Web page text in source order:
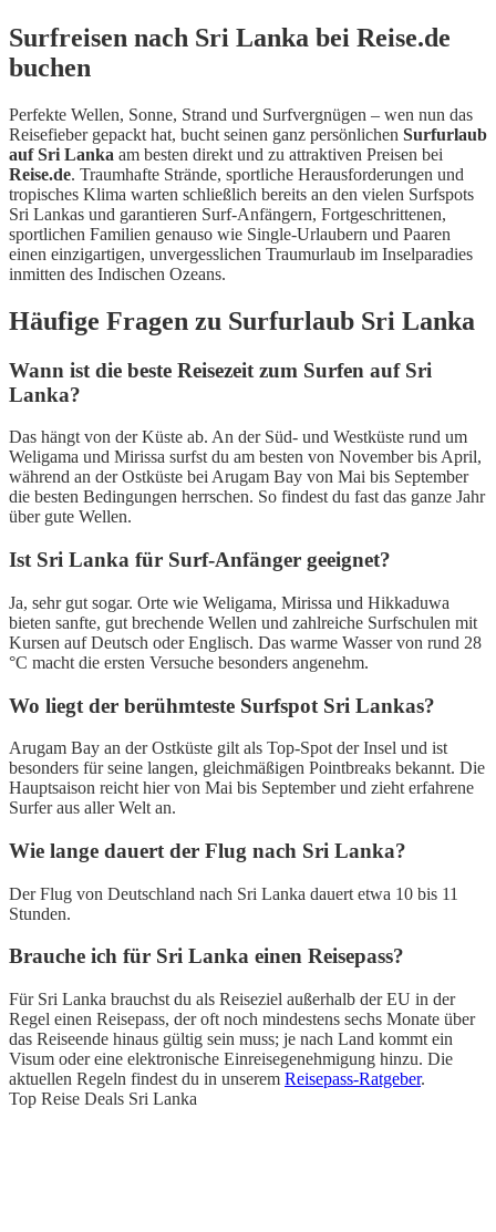
Surfreisen nach Sri Lanka bei Reise.de
buchen
Perfekte Wellen, Sonne, Strand und Surfvergnügen – wen nun das
Reisefieber gepackt hat, bucht seinen ganz persönlichen Surfurlaub
auf Sri Lanka am besten direkt und zu attraktiven Preisen bei
Reise.de. Traumhafte Strände, sportliche Herausforderungen und
tropisches Klima warten schließlich bereits an den vielen Surfspots
Sri Lankas und garantieren Surf-Anfängern, Fortgeschrittenen,
sportlichen Familien genauso wie Single-Urlaubern und Paaren
einen einzigartigen, unvergesslichen Traumurlaub im Inselparadies
inmitten des Indischen Ozeans.
Häufige Fragen zu Surfurlaub Sri Lanka
Wann ist die beste Reisezeit zum Surfen auf Sri
Lanka?
Das hängt von der Küste ab. An der Süd- und Westküste rund um
Weligama und Mirissa surfst du am besten von November bis April,
während an der Ostküste bei Arugam Bay von Mai bis September
die besten Bedingungen herrschen. So findest du fast das ganze Jahr
über gute Wellen.
Ist Sri Lanka für Surf-Anfänger geeignet?
Ja, sehr gut sogar. Orte wie Weligama, Mirissa und Hikkaduwa
bieten sanfte, gut brechende Wellen und zahlreiche Surfschulen mit
Kursen auf Deutsch oder Englisch. Das warme Wasser von rund 28
°C macht die ersten Versuche besonders angenehm.
Wo liegt der berühmteste Surfspot Sri Lankas?
Arugam Bay an der Ostküste gilt als Top-Spot der Insel und ist
besonders für seine langen, gleichmäßigen Pointbreaks bekannt. Die
Hauptsaison reicht hier von Mai bis September und zieht erfahrene
Surfer aus aller Welt an.
Wie lange dauert der Flug nach Sri Lanka?
Der Flug von Deutschland nach Sri Lanka dauert etwa 10 bis 11
Stunden.
Brauche ich für Sri Lanka einen Reisepass?
Für Sri Lanka brauchst du als Reiseziel außerhalb der EU in der
Regel einen Reisepass, der oft noch mindestens sechs Monate über
das Reiseende hinaus gültig sein muss; je nach Land kommt ein
Visum oder eine elektronische Einreisegenehmigung hinzu. Die
aktuellen Regeln findest du in unserem Reisepass-Ratgeber.
Top Reise Deals Sri Lanka